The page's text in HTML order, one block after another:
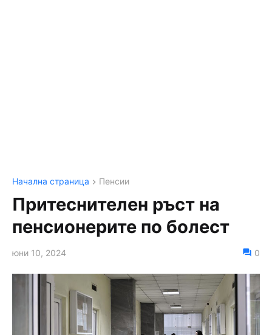
Начална страница Пенсии
Притеснителен ръст на
пенсионерите по болест
юни 10, 2024 0